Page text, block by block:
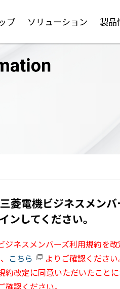
プ ソリューション 製品
菱電機ビジネスメン
ンしてください。
ネスメンバーズ利用規約を改
こちら
よりご確認くださ
約改定に同意いただいたことに
認ください。